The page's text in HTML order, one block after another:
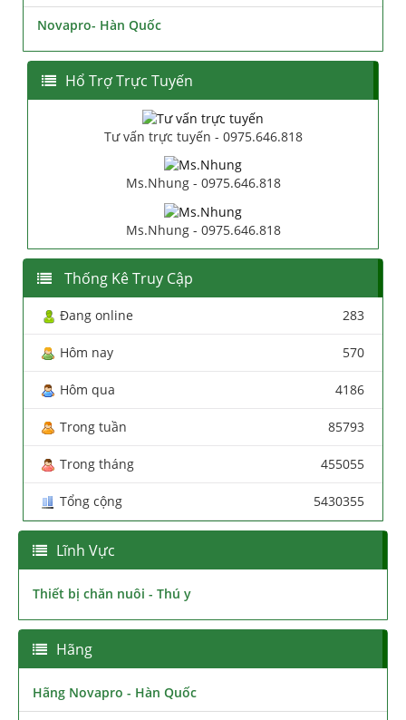
Novapro- Hàn Quốc
Hổ Trợ Trực Tuyến
Tư vấn trực tuyến - 0975.646.818
Ms.Nhung - 0975.646.818
Ms.Nhung - 0975.646.818
Thống Kê Truy Cập
Đang online 283
Hôm nay 570
Hôm qua 4186
Trong tuần 85793
Trong tháng 455055
Tổng cộng 5430355
Lĩnh Vực
Thiết bị chăn nuôi - Thú y
Hãng
Hãng Novapro - Hàn Quốc